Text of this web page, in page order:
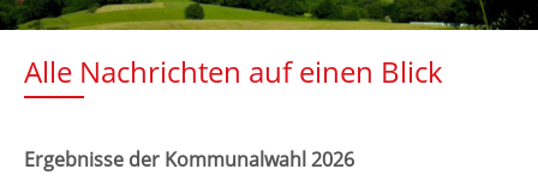
Alle Nachrichten auf einen Blick
Ergebnisse der Kommunalwahl 2026